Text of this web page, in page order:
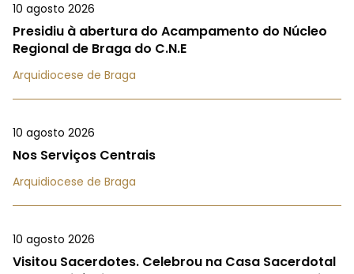
10 agosto 2026
Presidiu à abertura do Acampamento do Núcleo
Regional de Braga do C.N.E
Arquidiocese de Braga
10 agosto 2026
Nos Serviços Centrais
Arquidiocese de Braga
10 agosto 2026
Visitou Sacerdotes. Celebrou na Casa Sacerdotal